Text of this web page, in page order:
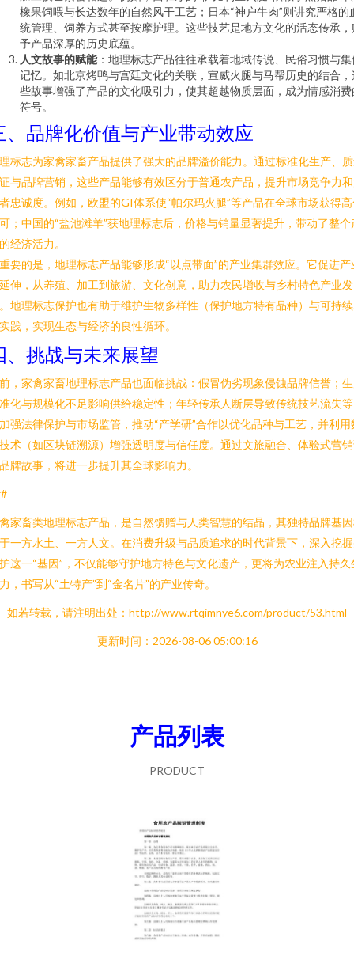
橡果饲喂与长达数年的自然风干工艺；日本“神户牛肉”则讲究严格的
统管理、饲养方式甚至按摩护理。这些技艺是地方文化的活态传承，
予产品深厚的历史底蕴。
人文故事的赋能：地理标志产品往往承载着地域传说、民俗习惯与集
记忆。如北京烤鸭与宫廷文化的关联，宣威火腿与马帮历史的结合，
些故事增强了产品的文化吸引力，使其超越物质层面，成为情感消费
符号。
、品牌化价值与产业带动效应
标志为家禽家畜产品提供了强大的品牌溢价能力。通过标准化生产、
与品牌营销，这些产品能够有效区分于普通农产品，提升市场竞争力
忠诚度。例如，欧盟的GI体系使“帕尔玛火腿”等产品在全球市场获得
；中国的“盐池滩羊”获地理标志后，价格与销量显著提升，带动了整个
经济活力。
要的是，地理标志产品能够形成“以点带面”的产业集群效应。它促进产
伸，从养殖、加工到旅游、文化创意，助力农民增收与乡村特色产业发
地理标志保护也有助于维护生物多样性（保护地方特有品种）与可持
践，实现生态与经济的良性循环。
、挑战与未来展望
，家禽家畜地理标志产品也面临挑战：假冒伪劣现象侵蚀品牌信誉；
化与规模化不足影响供给稳定性；年轻传承人断层导致传统技艺流失
强法律保护与市场监管，推动“产学研”合作以优化品种与工艺，并利用
术（如区块链溯源）增强透明度与信任度。通过文旅融合、体验式营
牌故事，将进一步提升其全球影响力。
家畜类地理标志产品，是自然馈赠与人类智慧的结晶，其独特品牌基
一方水土、一方人文。在消费升级与品质追求的时代背景下，深入挖
这一“基因”，不仅能够守护地方特色与文化遗产，更将为农业注入持久
，书写从“土特产”到“金名片”的产业传奇。
如若转载，请注明出处：http://www.rtqimnye6.com/product/53.html
更新时间：2026-08-06 05:00:16
产品列表
PRODUCT